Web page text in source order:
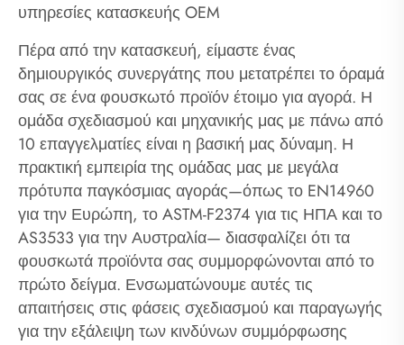
υπηρεσίες κατασκευής OEM
Πέρα από την κατασκευή, είμαστε ένας
δημιουργικός συνεργάτης που μετατρέπει το όραμά
σας σε ένα φουσκωτό προϊόν έτοιμο για αγορά. Η
ομάδα σχεδιασμού και μηχανικής μας με πάνω από
10 επαγγελματίες είναι η βασική μας δύναμη. Η
πρακτική εμπειρία της ομάδας μας με μεγάλα
πρότυπα παγκόσμιας αγοράς—όπως το EN14960
για την Ευρώπη, το ASTM-F2374 για τις ΗΠΑ και το
AS3533 για την Αυστραλία— διασφαλίζει ότι τα
φουσκωτά προϊόντα σας συμμορφώνονται από το
πρώτο δείγμα. Ενσωματώνουμε αυτές τις
απαιτήσεις στις φάσεις σχεδιασμού και παραγωγής
για την εξάλειψη των κινδύνων συμμόρφωσης